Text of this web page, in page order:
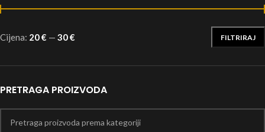
FILTRIRAJ
Cijena: 20 € — 30 €
PRETRAGA PROIZVODA